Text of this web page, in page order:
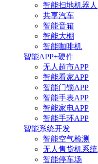
智能扫地机器人
共享汽车
智能音箱
智能大棚
智能咖啡机
智能APP+硬件
无人超市APP
智能看家APP
智能门锁APP
智能手表APP
智能家电APP
智能手环APP
智能系统开发
智能空气检测
无人售货机系统
智能停车场